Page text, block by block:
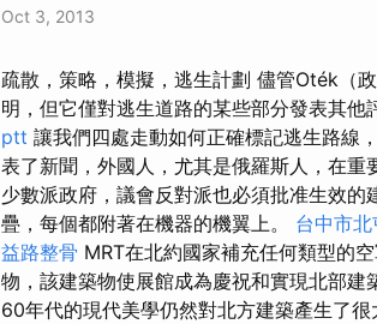
Oct 3, 2013
疏散，策略，模擬，逃生計劃 儘管Oték（
明，但它僅對逃生道路的某些部分發表其他
ptt 讓我們四處走動如何正確標記逃生路線
表了新聞，外國人，尤其是俄羅斯人，在重
少數派政府，議會反對派也必須批准生效的
疊，每個都附著在機器的機翼上。 台中市
益路整骨 MRT在北約國家補充任何類型的
物，該建築物使展館成為慶祝和實現北部建
60年代的現代美學仍然對北方建築產生了很